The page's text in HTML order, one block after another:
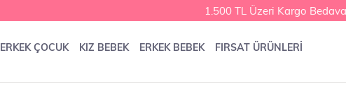
1.500 TL Üzeri Kargo Bedava
ERKEK ÇOCUK KIZ BEBEK ERKEK BEBEK FIRSAT ÜRÜNLERİ